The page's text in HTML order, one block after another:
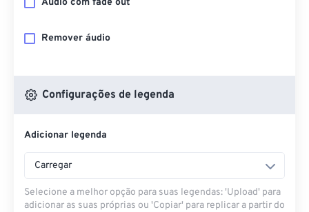
Áudio com fade out
Remover áudio
Configurações de legenda
Adicionar legenda
Carregar
Selecione a melhor opção para suas legendas: 'Upload' para
adicionar as suas próprias ou 'Copiar' para replicar a partir do